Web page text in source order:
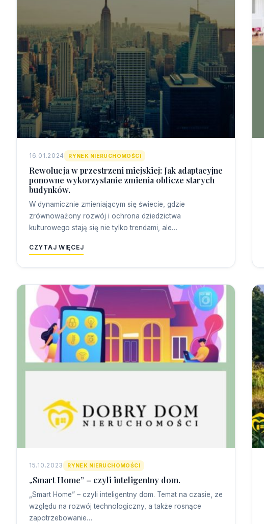
16.01.2024 RYNEK NIERUCHOMOŚCI
Rewolucja w przestrzeni miejskiej: Jak adaptacyjne
ponowne wykorzystanie zmienia oblicze starych
budynków.
W dynamicznie zmieniającym się świecie, gdzie
zrównoważony rozwój i ochrona dziedzictwa
kulturowego stają się nie tylko trendami, ale…
CZYTAJ WIĘCEJ
15.10.2023 RYNEK NIERUCHOMOŚCI
„Smart Home” – czyli inteligentny dom.
„Smart Home” – czyli inteligentny dom. Temat na czasie, ze
względu na rozwój technologiczny, a także rosnące
zapotrzebowanie…